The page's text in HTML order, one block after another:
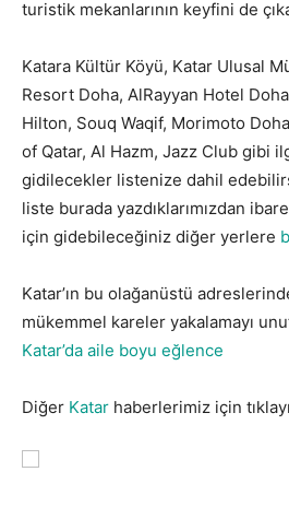
turistik mekanlarının keyfini de
Katara Kültür Köyü, Katar Ulusal
Resort Doha, AlRayyan Hotel
Hilton, Souq Waqif, Morimoto
of Qatar, Al Hazm, Jazz Club gibi
gidilecekler listenize dahil
liste burada yazdıklarımızdan
için gidebileceğiniz diğer yerlere
Katar’ın bu olağanüstü
mükemmel kareler yakalamayı
Katar’da aile boyu eğlence
Diğer Katar haberlerimiz için